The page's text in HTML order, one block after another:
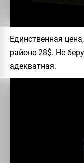
Единственная
районе 28$. Не
адекватная.